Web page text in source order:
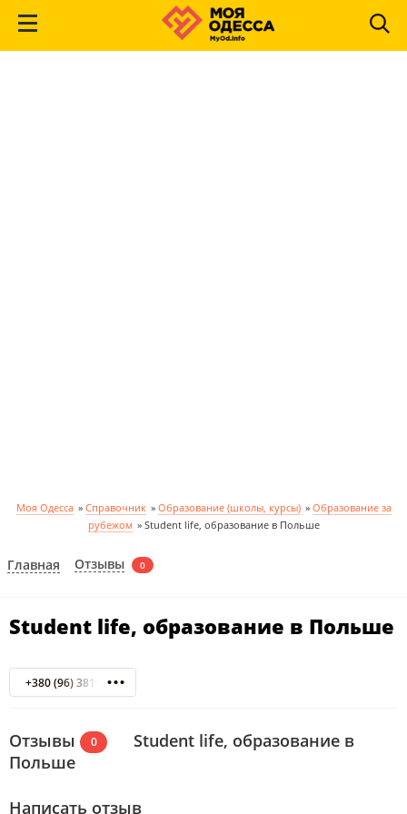
Моя Одесса » Справочник » Образование (школы, курсы) » Образование за
рубежом » Student life, образование в Польше
Главная Отзывы 0
Student life, образование в Польше
+380 (96) 3819613
Отзывы 0
Student life, образование в
Польше
Написать отзыв